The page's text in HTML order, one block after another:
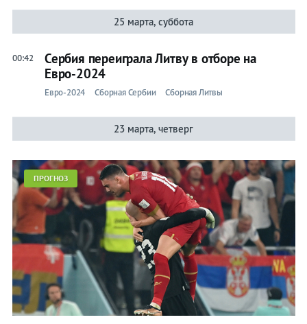
25 марта, суббота
00:42
Сербия переиграла Литву в отборе на
Евро-2024
Евро-2024 Сборная Сербии Сборная Литвы
23 марта, четверг
ПРОГНОЗ